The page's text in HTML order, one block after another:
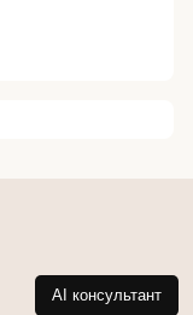
AI консультант